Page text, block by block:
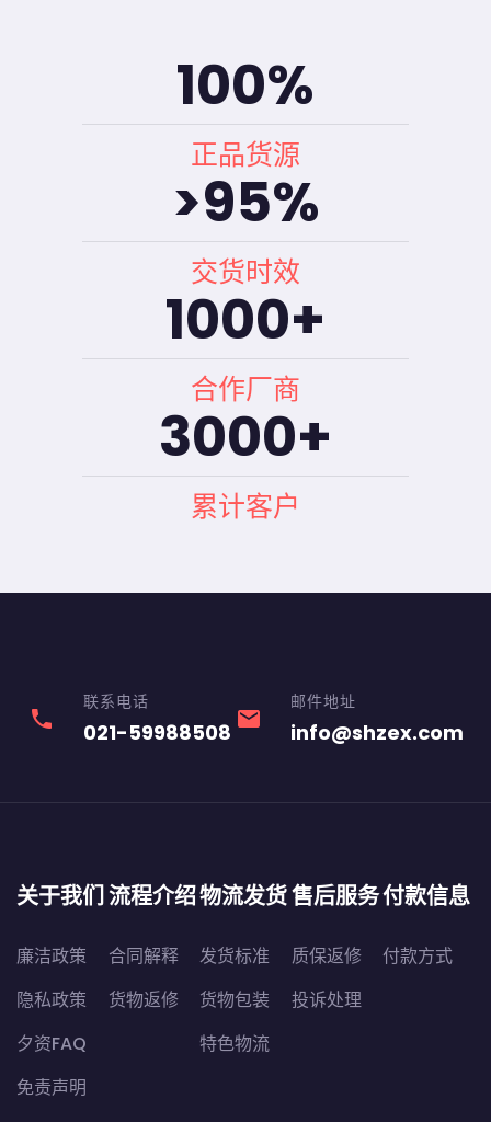
100%
正品货源
>95%
交货时效
1000+
合作厂商
3000+
累计客户
phone
联系电话
021-59988508 email
邮件地址
info@shzex.com
关于我们
廉洁政策
隐私政策
夕资FAQ
免责声明
流程介绍
合同解释
货物返修
物流发货
发货标准
货物包装
特色物流
售后服务
质保返修
投诉处理
付款信息
付款方式